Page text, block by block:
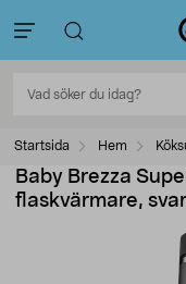
Startsida Hem
Baby Brezza
flaskvärmare,